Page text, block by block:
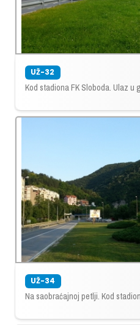
UŽ-32
Kod stadiona FK Sloboda. Ulaz u
UŽ-34
Na saobraćajnoj petlji. Kod